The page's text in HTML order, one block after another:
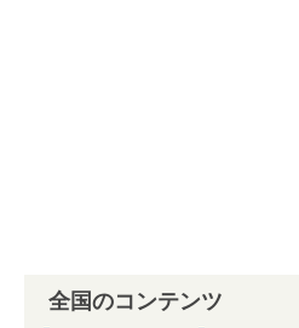
全国のコンテンツ